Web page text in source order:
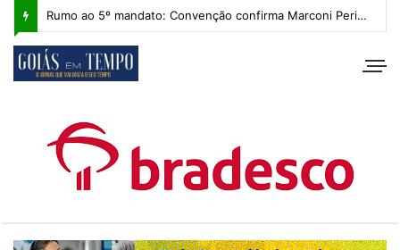
Rumo ao 5º mandato: Convenção confirma Marconi Perillo, que apresenta plano de governo com IA e foco regional